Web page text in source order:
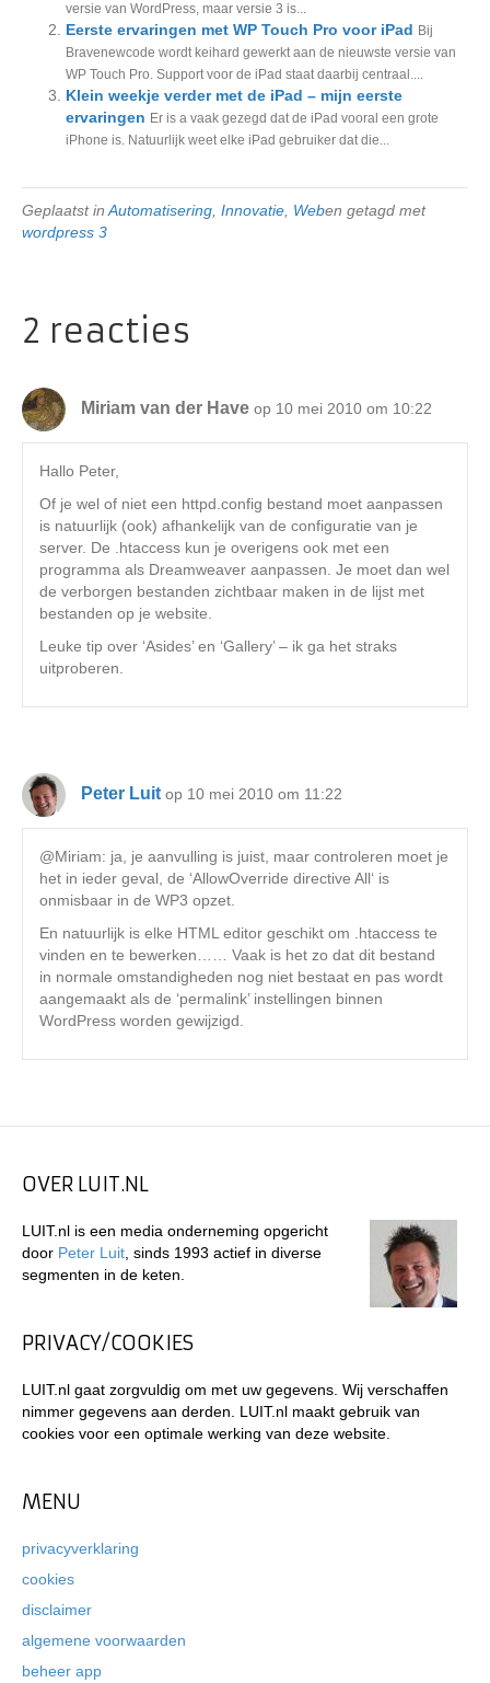
versie van WordPress, maar versie 3 is...
Eerste ervaringen met WP Touch Pro voor iPad Bij
Bravenewcode wordt keihard gewerkt aan de nieuwste versie van
WP Touch Pro. Support voor de iPad staat daarbij centraal....
Klein weekje verder met de iPad – mijn eerste
ervaringen Er is a vaak gezegd dat de iPad vooral een grote
iPhone is. Natuurlijk weet elke iPad gebruiker dat die...
Geplaatst in Automatisering Innovatie Weben getagd met
wordpress 3
2 reacties
Miriam van der Have op 10 mei 2010 om 10:22
Hallo Peter,
Of je wel of niet een httpd.config bestand moet aanpassen
is natuurlijk (ook) afhankelijk van de configuratie van je
server. De .htaccess kun je overigens ook met een
programma als Dreamweaver aanpassen. Je moet dan wel
de verborgen bestanden zichtbaar maken in de lijst met
bestanden op je website.
Leuke tip over ‘Asides’ en ‘Gallery’ – ik ga het straks
uitproberen.
Peter Luit op 10 mei 2010 om 11:22
@Miriam: ja, je aanvulling is juist, maar controleren moet je
het in ieder geval, de ‘AllowOverride directive All‘ is
onmisbaar in de WP3 opzet.
En natuurlijk is elke HTML editor geschikt om .htaccess te
vinden en te bewerken…… Vaak is het zo dat dit bestand
in normale omstandigheden nog niet bestaat en pas wordt
aangemaakt als de ‘permalink’ instellingen binnen
WordPress worden gewijzigd.
OVER LUIT.NL
LUIT.nl is een media onderneming opgericht
door Peter Luit , sinds 1993 actief in diverse
segmenten in de keten.
PRIVACY/COOKIES
LUIT.nl gaat zorgvuldig om met uw gegevens. Wij verschaffen
nimmer gegevens aan derden. LUIT.nl maakt gebruik van
cookies voor een optimale werking van deze website.
MENU
privacyverklaring
cookies
disclaimer
algemene voorwaarden
beheer app